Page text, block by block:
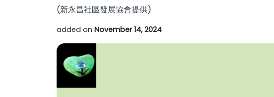
(新永昌社區發展協會提供)
added on November 14, 2024